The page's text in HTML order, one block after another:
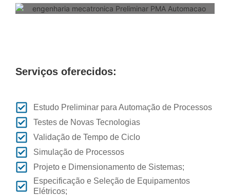
Serviços oferecidos:
Estudo Preliminar para Automação de Processos
Testes de Novas Tecnologias
Validação de Tempo de Ciclo
Simulação de Processos
Projeto e Dimensionamento de Sistemas;
Especificação e Seleção de Equipamentos
Elétricos;